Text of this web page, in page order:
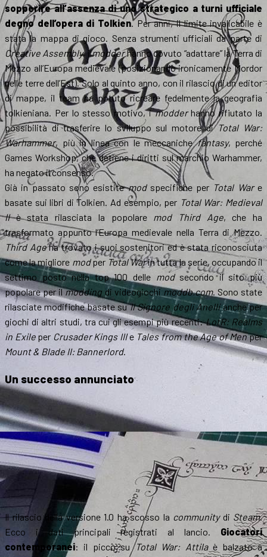
sopperire all’assenza di uno strategico a turni ufficiale
degno dell’opera di Tolkien. Per anni, il limite invalicabile è
stata la mappa di gioco. Senza strumenti ufficiali da parte di
Creative Assembly, imodderhanno dovuto “adattare” la Terra di
Mezzo all’Europa medievale (posizionando ironicamente Mordor
nelle terre dell’Est). Solo al quinto anno, con il rilascio di un editor
di mappe, il team ha potuto ricreare fedelmente la geografia
tolkieniana. Per lo stesso motivo, imodderhanno rifiutato la
possibilità di trasferire lo sviluppo sul motore diTotal War:
Warhammer, più in linea con le meccanichefantasy, perché
Games Workshop, che detiene i diritti sul marchio Warhammer,
ha negato il consenso.
Già in passato sono esistitemodspecifiche per Total Ware
basate sui libri di Tolkien. Ad esempio, per Total War: Medieval
IIè stata rilasciata la popolare mod Third Age, che ha
trasformato appunto l’Europa medievale nella Terra di Mezzo.
Third Ageha trovato i suoi sostenitori ed è stata riconosciuta
come la migliore modper Total Warin tutta la serie, occupando il
settimo posto nella top 100 delle modsecondo il sito più
popolare per ilmodding di videogiochi moddb.com. Sono state
rilasciate modifiche basate suIl Signore degli Anellianche per
giochi di altri studi, tra cui gli esempi più recenti:LotR: Realms
in Exileper Crusader Kings IIIe Tales from the Age of Menper
Mount & Blade II: Bannerlord.
Un successo annunciato
Il rilascio della versione 1.0 ha scosso la communitydi Steam.
Ecco i dati principali registrati al lancio. Giocatori
contemporanei: il picco suTotal War: Attilaè balzato a